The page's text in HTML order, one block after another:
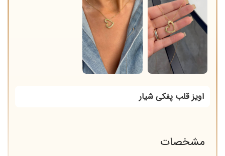
اویز قلب پفکی شیار
مشخصات